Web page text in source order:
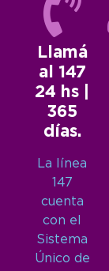
Llamá
al 147
24 hs |
365
días.
La línea
147
cuenta
con el
Sistema
Único de